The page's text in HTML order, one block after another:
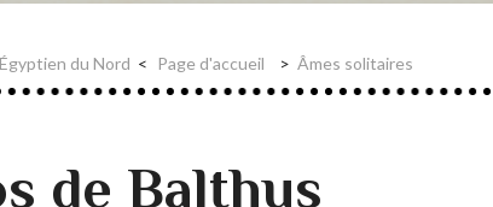
du Nord Page d'accueil Âmes solitaires
de Balthus